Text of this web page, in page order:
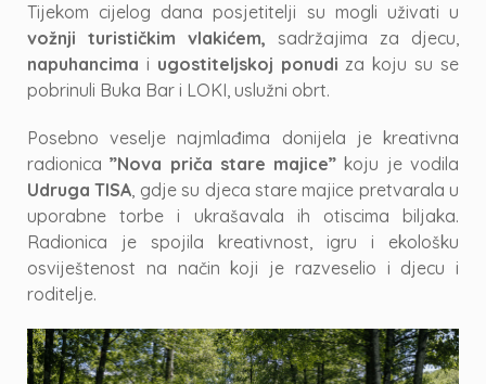
Tijekom cijelog dana posjetitelji su mogli uživati u
vožnji turističkim vlakićem, sadržajima za djecu,
napuhancima i ugostiteljskoj ponudi za koju su se
pobrinuli Buka Bar i LOKI, uslužni obrt.
Posebno veselje najmlađima donijela je kreativna
radionica”Nova priča stare majice” koju je vodila
Udruga TISA, gdje su djeca stare majice pretvarala u
uporabne torbe i ukrašavala ih otiscima biljaka.
Radionica je spojila kreativnost, igru i ekološku
osviještenost na način koji je razveselio i djecu i
roditelje.